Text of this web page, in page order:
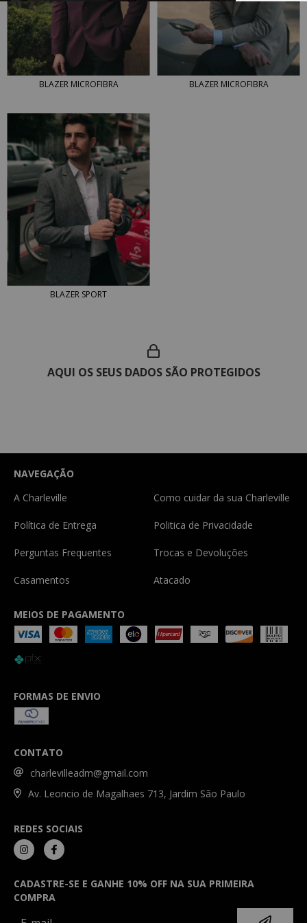
BLAZER MICROFIBRA BLAZER MICROFIBRA
BLAZER SPORT
AQUI OS SEUS DADOS SÃO PROTEGIDOS
NAVEGAÇÃO
A Charleville
Como cuidar da sua Charleville
Política de Entrega Politica de Privacidade
Perguntas Frequentes Trocas e Devoluções
Casamentos Atacado
MEIOS DE PAGAMENTO
FORMAS DE ENVIO
CONTATO
charlevilleadm@gmail.com
Av. Leoncio de Magalhaes 713, Jardim São Paulo
REDES SOCIAIS
CADASTRE-SE E GANHE 10% OFF NA SUA PRIMEIRA
COMPRA